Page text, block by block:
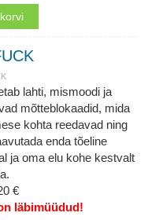
lahti, mismoodi ja
mõtteblokaadid, mida
kohta reedavad ning
enda tõeline
ja oma elu kohe kestvalt
€
läbimüüdud!